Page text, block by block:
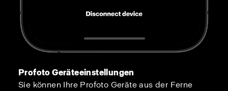
Profoto Geräteeinstellungen
Sie können Ihre Profoto Geräte aus der Ferne